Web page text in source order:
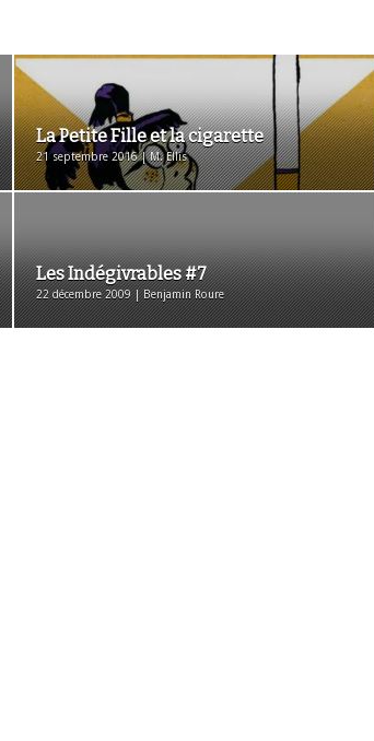
La Petite Fille et la cigarette
21 septembre 2016 | M. Ellis
Les Indégivrables #7
22 décembre 2009 | Benjamin Roure